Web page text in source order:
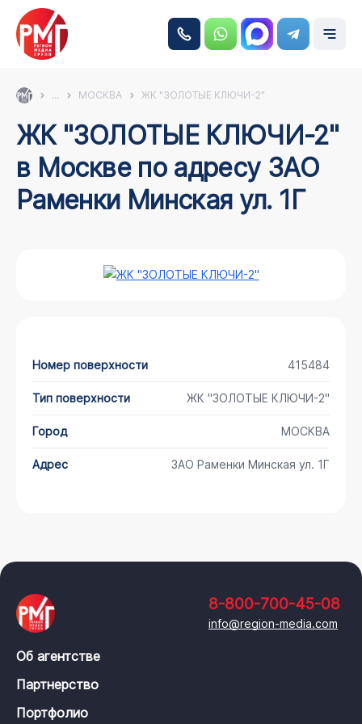
... МОСКВА ЖК "ЗОЛОТЫЕ КЛЮЧИ-2"
ЖК "ЗОЛОТЫЕ КЛЮЧИ-2"
в Москве по адресу ЗАО
Раменки Минская ул. 1Г
Номер поверхности 415484
Тип поверхности ЖК "ЗОЛОТЫЕ КЛЮЧИ-2"
Город МОСКВА
Адрес ЗАО Раменки Минская ул. 1Г
8-800-700-45-08
info@region-media.com
Об агентстве
Партнерство
Портфолио